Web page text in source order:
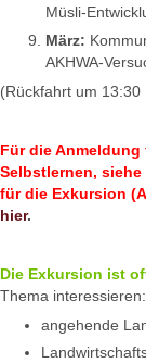
Müsli-
März:
AKHWA-
(Rückfahrt um
Für die
Selbstlernen,
für die Exkursion
hier.
Die Exkursion ist
Thema interessieren:
angehende